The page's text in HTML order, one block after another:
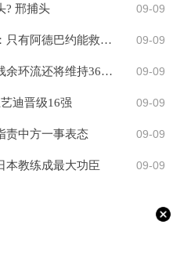
09-09
? 邢捕头
09-09
前板被爆内线被打穿！热火记者：只有阿德巴约能救这支美国队
09-09
暴雨在深圳香港创下多个纪录！残余环流还将维持36小时，这些河流警惕超警戒水位
09-09
迪晋级16强
09-09
责中方一事表态
09-09
本教练成最大功臣